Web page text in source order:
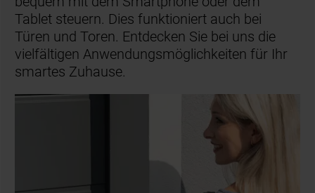
Tablet steuern. Dies funktioniert auch bei
Türen und Toren. Entdecken Sie bei uns die
vielfältigen Anwendungsmöglichkeiten für Ihr
smartes Zuhause.